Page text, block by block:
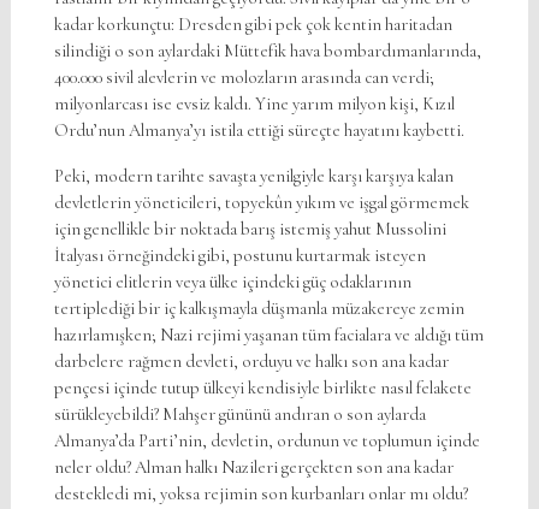
kadar korkunçtu: Dresden gibi pek çok kentin haritadan
silindiği o son aylardaki Müttefik hava bombardımanlarında,
400.000 sivil alevlerin ve molozların arasında can verdi;
milyonlarcası ise evsiz kaldı. Yine yarım milyon kişi, Kızıl
Ordu’nun Almanya’yı istila ettiği süreçte hayatını kaybetti.
Peki, modern tarihte savaşta yenilgiyle karşı karşıya kalan
devletlerin yöneticileri, topyekûn yıkım ve işgal görmemek
için genellikle bir noktada barış istemiş yahut Mussolini
İtalyası örneğindeki gibi, postunu kurtarmak isteyen
yönetici elitlerin veya ülke içindeki güç odaklarının
tertiplediği bir iç kalkışmayla düşmanla müzakereye zemin
hazırlamışken; Nazi rejimi yaşanan tüm facialara ve aldığı tüm
darbelere rağmen devleti, orduyu ve halkı son ana kadar
pençesi içinde tutup ülkeyi kendisiyle birlikte nasıl felakete
sürükleyebildi? Mahşer gününü andıran o son aylarda
Almanya’da Parti’nin, devletin, ordunun ve toplumun içinde
neler oldu? Alman halkı Nazileri gerçekten son ana kadar
destekledi mi, yoksa rejimin son kurbanları onlar mı oldu?